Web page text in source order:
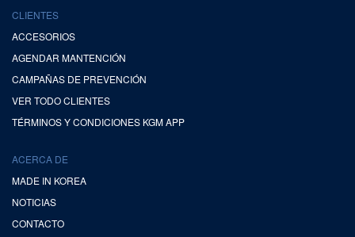
CLIENTES
ACCESORIOS
AGENDAR MANTENCIÓN
CAMPAÑAS DE PREVENCIÓN
VER TODO CLIENTES
TÉRMINOS Y CONDICIONES KGM APP
ACERCA DE
MADE IN KOREA
NOTICIAS
CONTACTO